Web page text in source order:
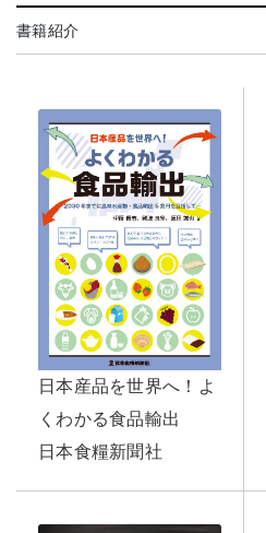
書籍紹介
日本産品を世界へ！よ
くわかる食品輸出
日本食糧新聞社